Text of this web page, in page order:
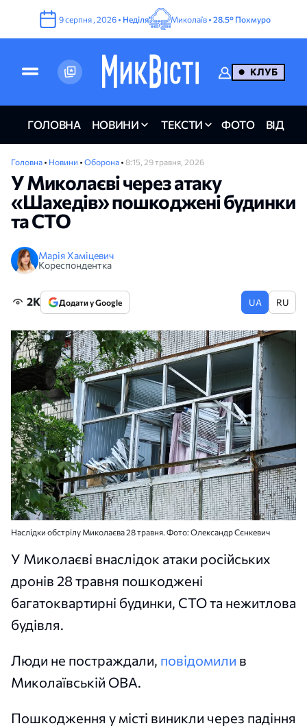
9серпня , 2026 • Неділя Миколаїв • 28.5° Похмуро
КЛУБ
ГОЛОВНА НОВИНИ ТЕКСТИ ФОТО ВІДЕО
Головна • Новини • Оборона • 8:15, 29 травня, 2026
У Миколаєві через атаку
«Шахедів» пошкоджені будинки
та СТО
Марія Хаміцевич
Кореспондентка
2K Додати у Google UA RU
Наслідки обстрілу Миколаєва 28 травня. Фото: Олександр Сєнкевич
У Миколаєві внаслідок атаки російських
дронів 28 травня пошкоджені
багатоквартирні будинки, СТО та нежитлова
будівля.
Люди не постраждали, повідомили в
Миколаївській ОВА.
Пошкодження у місті виникли через падіння